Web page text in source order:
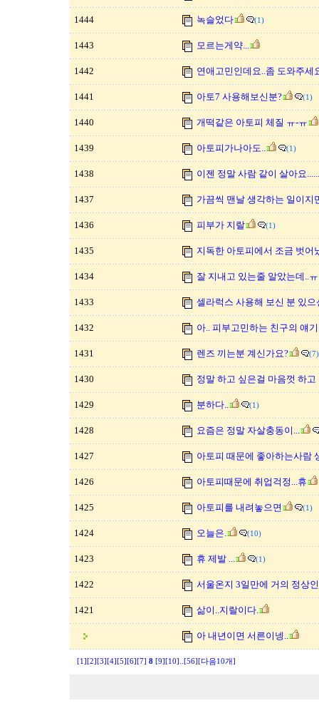
1444 녹슬었다 (1)
1443 모르는게약...
1442 연애고민인데요..좀 도와주세
1441 아토7 사용해보신분? (1)
1440 개떡같은 아토피 체질 ㅠ-ㅠ
1439 아토피가나아도.. (1)
1438 이젠 정말 사람 같이 살아요
1437 가끔씩 맨날 생각하는 일이지
1436 피부가 지랄 (1)
1435 지독한 아토피에서 조금 벗어
1434 잘 지내고 있는줄 알았는데..ㅠ
1433 셀라럭스 사용해 보신 분 있으
1432 아.. 피부고민하는 친구의 얘기
1431 렌즈 끼는분 계신가요? (7)
1430 정말 하고 싶은걸 마음껏 하고
1429 분하다.. (1)
1428 요즘은 정말 자살충동이...
1427 아토피 때문에 좋아하는사람
1426 아토피때문에 취업걱정...휴
1425 아토피를 내려놓으면 (1)
1424 오늘은. (10)
1423 휴 제발 ... (1)
1422 서울온지 3일만에 거의 정상
1421 삶이..지랄이다.
아 내년이면 서른이넹..
[1] [2] [3] [4] [5] [6] [7] 8 [9] [10] [56] [다음10개]